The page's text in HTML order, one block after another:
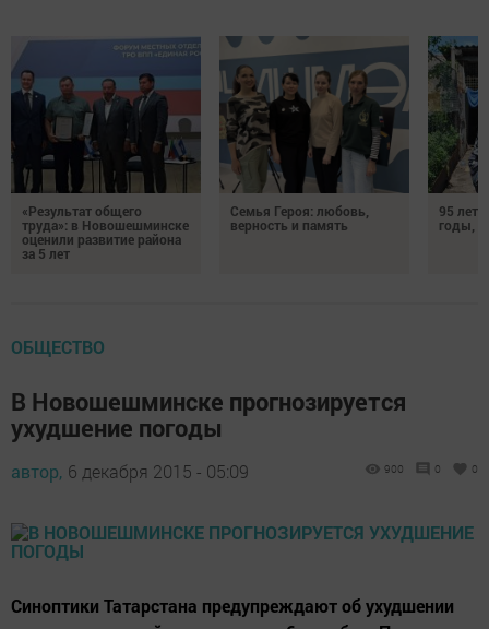
«Результат общего
труда»: в Новошешминске
оценили развитие района
за 5 лет
Семья Героя: любовь,
верность и память
95 лет
годы,
ОБЩЕСТВО
В Новошешминске прогнозируется
ухудшение погоды
автор, 6 декабря 2015 - 05:09 900 0 0
Синоптики Татарстана предупреждают об ухудшении